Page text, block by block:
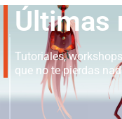
Últimas
Tutoriales,
que no te pierdas